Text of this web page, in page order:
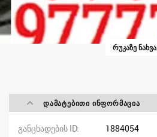
ᲠᲣᲙᲐᲖᲔ ᲜᲐᲮᲕᲐ
ᲓᲐᲛᲐᲢᲔᲑᲘᲗᲘ ᲘᲜᲤᲝᲠᲛᲐᲪᲘᲐ
განცხადების ID
1884054